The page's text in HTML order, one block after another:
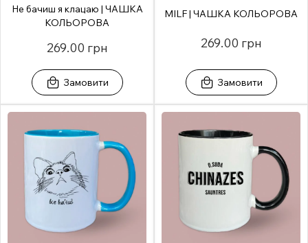
Не бачиш я клацаю | ЧАШКА
КОЛЬОРОВА
269.00 грн
Замовити
MILF | ЧАШКА КОЛЬОРОВА
269.00 грн
Замовити